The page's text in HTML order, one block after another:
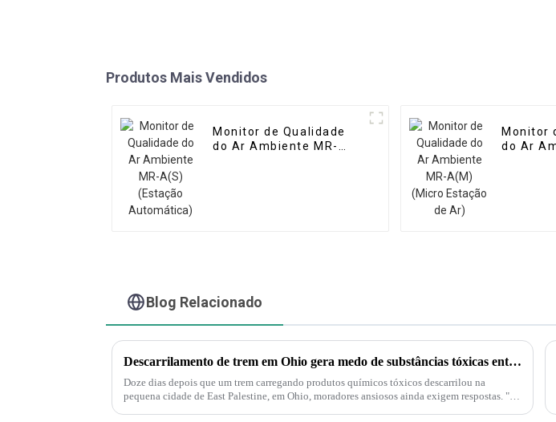
Produtos Mais Vendidos
Monitor de Qualidade
do Ar Ambiente MR-
Monitor
do Ar
Blog Relacionado
Descarrilamento de trem em Ohio gera medo de substâncias tóxicas entre moradores de cidade pequena.
Doze dias depois que um trem carregando produtos químicos tóxicos descarrilou na
pequena cidade de East Palestine, em Ohio, moradores ansiosos ainda exigem respostas. "É